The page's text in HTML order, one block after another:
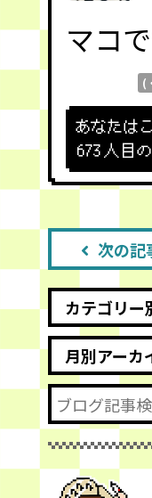
マコ
(
あなたは
673 人目
次の記